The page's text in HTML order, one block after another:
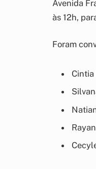
Avenida
às 12h,
Foram
Cintia